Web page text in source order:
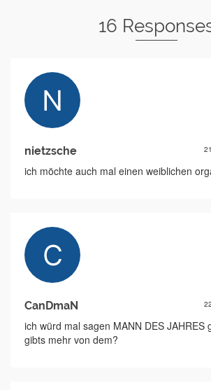
16
nietzsche
ich möchte auch mal einen weiblichen
CanDmaN
ich würd mal sagen MANN DES JAHRES
gibts mehr von dem?